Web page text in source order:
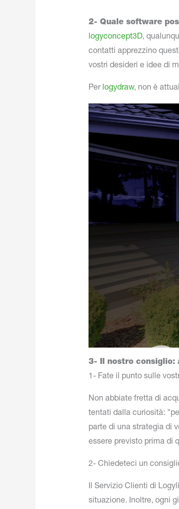
2- Quale software
logyconcept3D,
contatti apprezzino
vostri desideri e idee di
Per logydraw, non è
3- Il nostro consiglio:
1- Fate il punto sulle
Non abbiate fretta di
tentati dalla curiosità:
parte di una strategia di
essere previsto prima di
2- Chiedeteci un
Il Servizio Clienti di
situazione. Inoltre, ogni